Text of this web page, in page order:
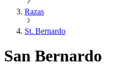
Razas
St. Bernardo
San Bernardo